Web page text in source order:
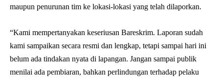
maupun penurunan tim ke lokasi-lokasi yang telah dilaporkan.
“Kami mempertanyakan keseriusan Bareskrim. Laporan sudah
kami sampaikan secara resmi dan lengkap, tetapi sampai hari ini
belum ada tindakan nyata di lapangan. Jangan sampai publik
menilai ada pembiaran, bahkan perlindungan terhadap pelaku